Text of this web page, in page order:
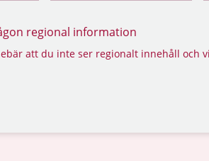
regional information
att du inte ser regionalt innehåll och